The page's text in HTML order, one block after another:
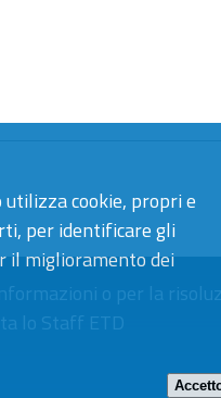
utilizza cookie, propri e
per identificare gli
il miglioramento dei
o per la
lo Staff ETD